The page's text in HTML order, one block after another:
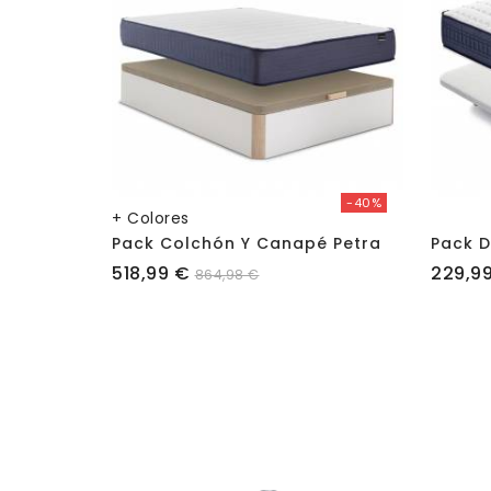
+ Colores
-40%
Pack Colchón Y Canapé Petra
Precio
518,99 € 864,98 € Precio